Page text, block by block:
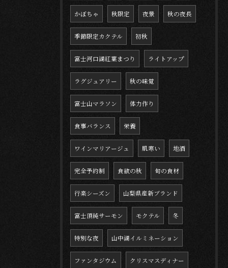
かぼちゃ 秋限定 夜景 秋の夜長
季節限定カクテル 初秋
富士河口湖紅葉まつり ライトアップ
ラグジュアリー 秋の味覚
富士山マラソン 体力作り
食事バランス 栄養
ワインマリアージュ 肌寒い 地酒
完全予約制 食欲の秋 旬の食材
行楽シーズン 山梨県産新ブランド
富士頂純サーモン モクテル 冬
特別な夜 山中湖イルミネーション
ファンタジウム クリスマスディナー